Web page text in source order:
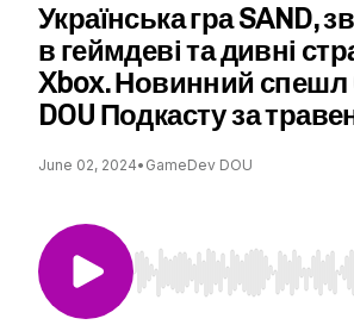
Українська гра SAND,
в геймдеві та дивні
Xbox. Новинний спешл
DOU Подкасту за
June 02, 2024• GameDev DOU
Use Left/Right to seek,